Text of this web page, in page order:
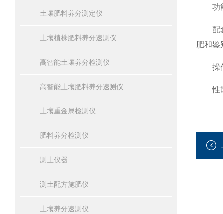
土壤肥料养分测定仪
土壤植株肥料养分速测仪
高智能土壤养分检测仪
高智能土壤肥料养分速测仪
土壤重金属检测仪
肥料养分检测仪
测土仪器
测土配方施肥仪
土壤养分速测仪
功能
配套
肥和鉴
操作
性能